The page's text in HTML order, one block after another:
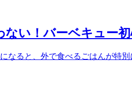
ない！バーベキュー
なると、外で食べるごはんが特